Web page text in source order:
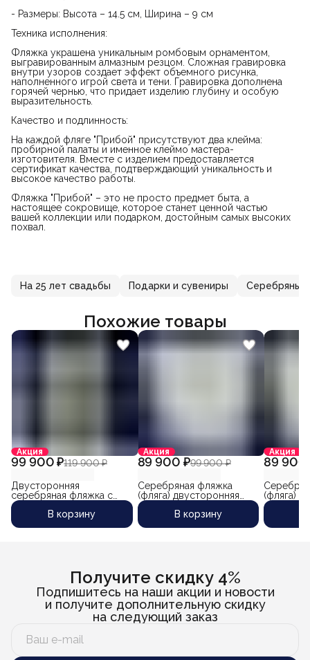
- Размеры: Высота – 14.5 см, Ширина – 9 см
Техника исполнения:
Фляжка украшена уникальным ромбовым орнаментом,
выгравированным алмазным резцом. Сложная гравировка
внутри узоров создает эффект объемного рисунка,
наполненного игрой света и тени. Гравировка дополнена
горячей чернью, что придает изделию глубину и особую
выразительность.
Качество и подлинность:
На каждой фляге "Прибой" присутствуют два клейма:
пробирной палаты и именное клеймо мастера-
изготовителя. Вместе с изделием предоставляется
сертификат качества, подтверждающий уникальность и
высокое качество работы.
Фляжка "Прибой" – это не просто предмет быта, а
настоящее сокровище, которое станет ценной частью
вашей коллекции или подарком, достойным самых высоких
похвал.
На 25 лет свадьбы Подарки и сувениры Серебряные
Похожие товары
Акция
99 900 ₽119 900 ₽
Двусторонняя
серебряная фляжка с
круговой чеканкой
(фляга) "Осень-3" (объем
220 мл)
В корзину
Акция
89 900 ₽99 900 ₽
Серебряная фляжка
(фляга) двусторонняя
"Созвездие" (объем 260
В корзину
Акция
89 900
(фляга)
Получите скидку 4%
Подпишитесь на наши акции и новости
и получите дополнительную скидку
на следующий заказ